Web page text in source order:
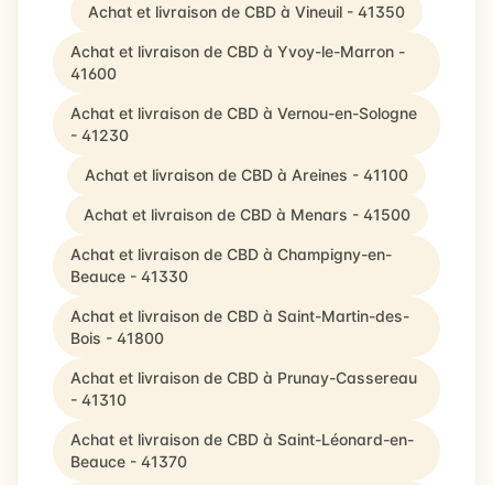
Achat et livraison de CBD à Vineuil - 41350
Achat et livraison de CBD à Yvoy-le-Marron -
41600
Achat et livraison de CBD à Vernou-en-Sologne
- 41230
Achat et livraison de CBD à Areines - 41100
Achat et livraison de CBD à Menars - 41500
Achat et livraison de CBD à Champigny-en-
Beauce - 41330
Achat et livraison de CBD à Saint-Martin-des-
Bois - 41800
Achat et livraison de CBD à Prunay-Cassereau
- 41310
Achat et livraison de CBD à Saint-Léonard-en-
Beauce - 41370